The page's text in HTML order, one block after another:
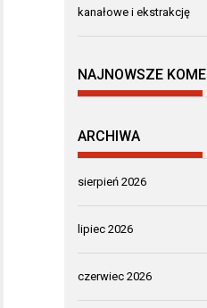
kanałowe i ekstrakcję
NAJNOWSZE
ARCHIWA
sierpień 2026
lipiec 2026
czerwiec 2026